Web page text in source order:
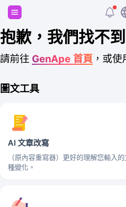
註冊並獲得 20,000
抱歉，我們找不
請前往 GenApe 首頁 ，或
圖文工具
AI 文章改寫
（原內容重寫器）更好的理解您輸入
種變化。